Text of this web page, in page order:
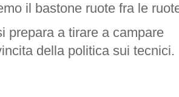
il bastone ruote fra le
prepara a tirare a campare
della politica sui